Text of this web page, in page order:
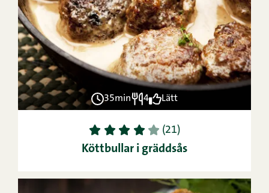
35min 4 Lätt
1 2 3 4 5 (21)
Köttbullar i gräddsås